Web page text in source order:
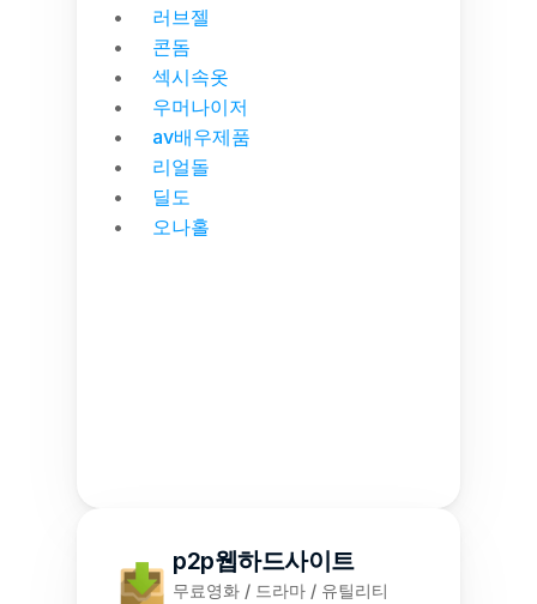
러브젤
콘돔
섹시속옷
우머나이저
av배우제품
리얼돌
딜도
오나홀
p2p웹하드사이트
무료영화 / 드라마 / 유틸리티